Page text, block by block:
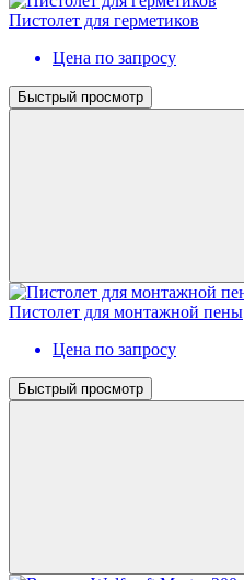
Пистолет для герметиков
Цена по запросу
Быстрый просмотр
Пистолет для монтажной пены
Цена по запросу
Быстрый просмотр